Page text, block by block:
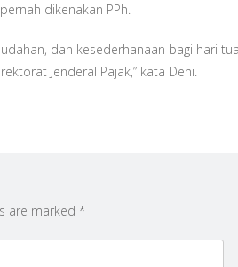
dikenakan PPh.
dan kesederhanaan bagi hari
Jenderal Pajak,” kata Deni.
are marked *